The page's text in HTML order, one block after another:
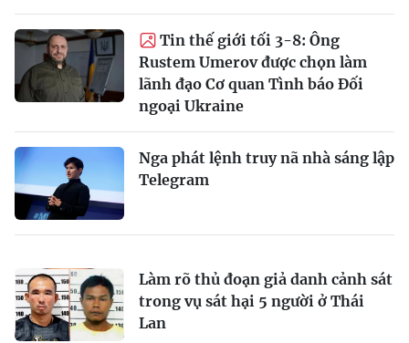
Tin thế giới tối 3-8: Ông
Rustem Umerov được chọn làm
lãnh đạo Cơ quan Tình báo Đối
ngoại Ukraine
Nga phát lệnh truy nã nhà sáng lập
Telegram
Làm rõ thủ đoạn giả danh cảnh sát
trong vụ sát hại 5 người ở Thái
Lan